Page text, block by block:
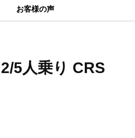
お客様の声
5人乗り CRS